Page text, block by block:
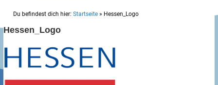
Du befindest dich hier: Startseite » Hessen_Logo
Hessen_Logo